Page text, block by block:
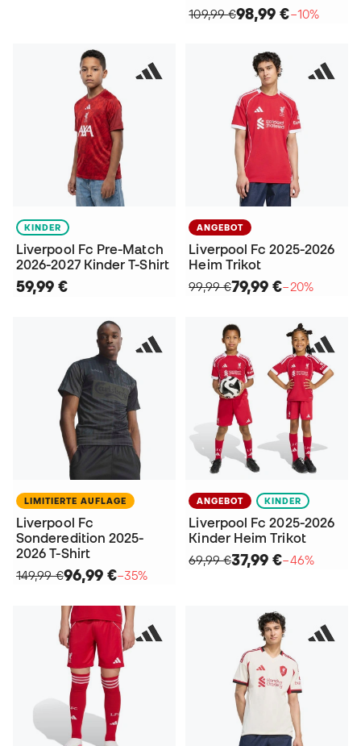
109,99 €98,99 €−10%
KINDER
Liverpool Fc Pre-Match
2026-2027 Kinder T-Shirt
59,99 €
ANGEBOT
Liverpool Fc 2025-2026
Heim Trikot
99,99 €79,99 €−20%
LIMITIERTE AUFLAGE
Liverpool Fc
Sonderedition 2025-
2026 T-Shirt
149,99 €96,99 €−35%
ANGEBOT KINDER
Liverpool Fc 2025-2026
Kinder Heim Trikot
69,99 €37,99 €−46%